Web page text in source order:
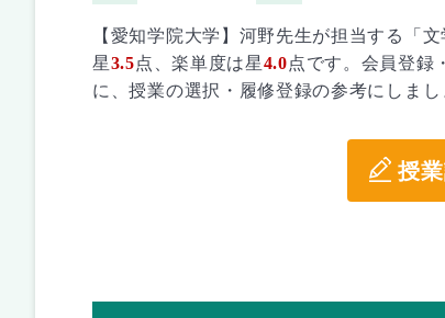
【愛知学院大学】河野先生が担当する「文
星3.5点、楽単度は星4.0点です。会員登録
に、授業の選択・履修登録の参考にしまし
授